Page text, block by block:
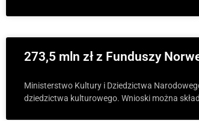
273,5 mln zł z Funduszy
Ministerstwo Kultury i Dziedzictwa
dziedzictwa kulturowego. Wnioski można